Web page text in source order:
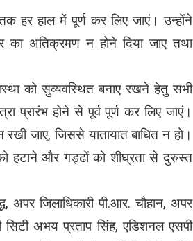
हर हाल में पूर्ण कर लिए जाएं। उन्होंने
का अतिक्रमण न होने दिया जाए तथा
को सुव्यवस्थित बनाए रखने हेतु सभी
होने से पूर्व पूर्ण कर लिए जाएं।
रखी जाए, जिससे यातायात बाधित न हो।
हटाने और गड्ढों को शीघ्रता से दुरुस्त
जिलाधिकारी पी.आर. चौहान, अपर
सिटी अभय प्रताप सिंह, एडिशनल एसपी